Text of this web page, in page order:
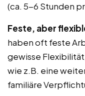
(ca. 5-6 Stunden
Feste, aber
haben oft feste
gewisse
wie z.B. eine
familiäre